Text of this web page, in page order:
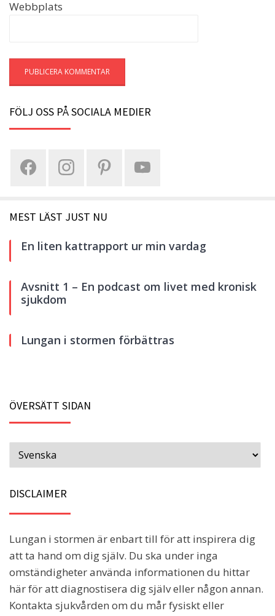
Webbplats
FÖLJ OSS PÅ SOCIALA MEDIER
MEST LÄST JUST NU
En liten kattrapport ur min vardag
Avsnitt 1 – En podcast om livet med kronisk
sjukdom
Lungan i stormen förbättras
ÖVERSÄTT SIDAN
DISCLAIMER
Lungan i stormen är enbart till för att inspirera dig
att ta hand om dig själv. Du ska under inga
omständigheter använda informationen du hittar
här för att diagnostisera dig själv eller någon annan.
Kontakta sjukvården om du mår fysiskt eller